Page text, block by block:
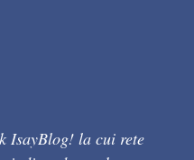
IsayBlog! la cui rete